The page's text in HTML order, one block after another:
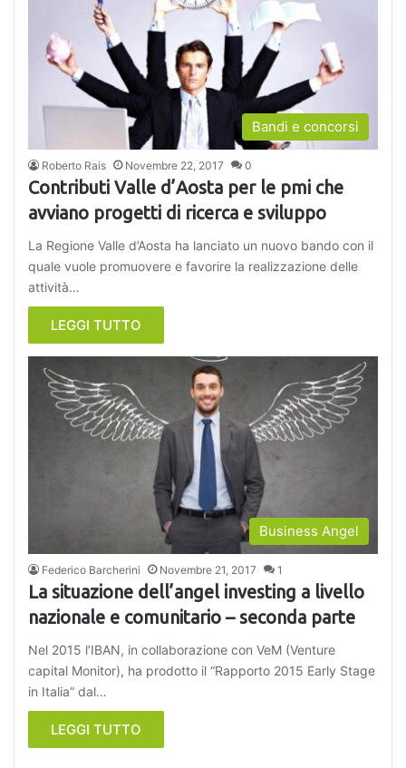
Bandi e concorsi
Roberto Rais Novembre 22, 2017 0
Contributi Valle d’Aosta per le pmi che
avviano progetti di ricerca e sviluppo
La Regione Valle d’Aosta ha lanciato un nuovo bando con il
quale vuole promuovere e favorire la realizzazione delle
attività…
LEGGI TUTTO
Business Angel
Federico Barcherini Novembre 21, 2017 1
La situazione dell’angel investing a livello
nazionale e comunitario – seconda parte
Nel 2015 l’IBAN, in collaborazione con VeM (Venture
capital Monitor), ha prodotto il “Rapporto 2015 Early Stage
in Italia” dal…
LEGGI TUTTO